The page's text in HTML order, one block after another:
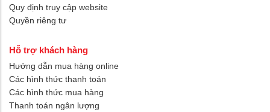
Quy định truy cập website
Quyền riêng tư
Hỗ trợ khách hàng
Hướng dẫn mua hàng online
Các hình thức thanh toán
Các hình thức mua hàng
Thanh toán ngân lượng